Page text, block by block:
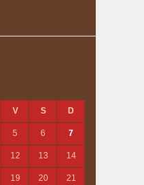
V S D
5 6 7
12 13 14
19 20 21